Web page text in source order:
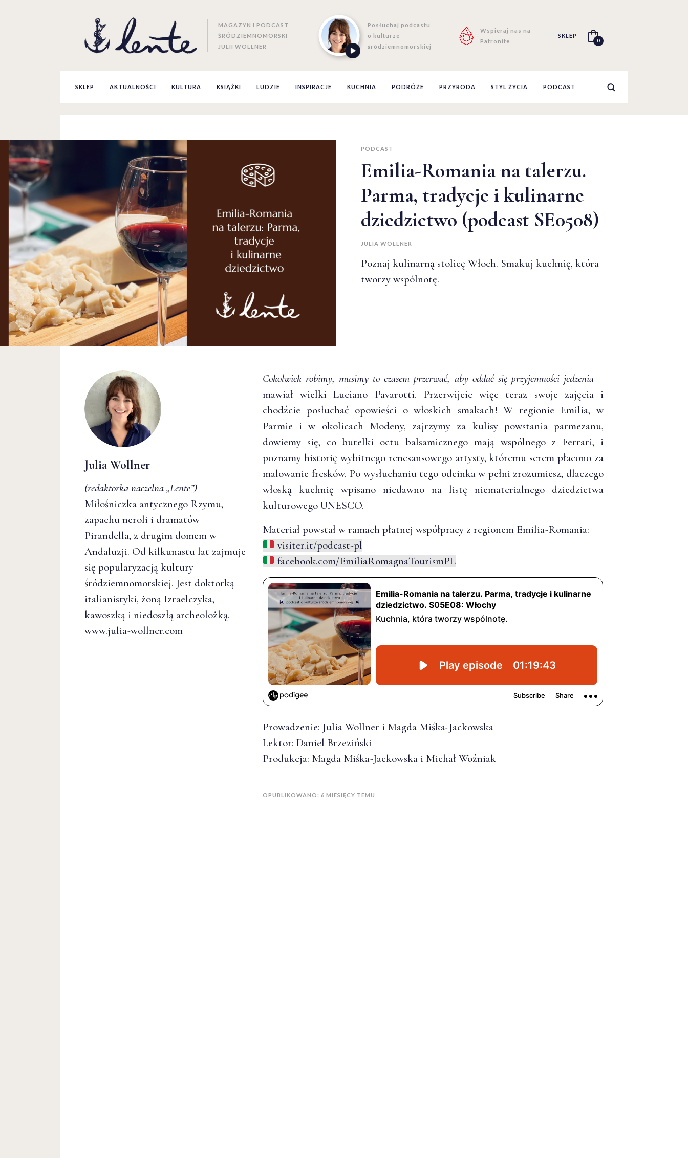
MAGAZYN I PODCAST
ŚRÓDZIEMNOMORSKI
JULII WOLLNER
Posłuchaj podcastu
o kulturze
śródziemnomorskiej
Wspieraj nas na
Patronite
SKLEP
0
SKLEP AKTUALNOŚCI KULTURA KSIĄŻKI LUDZIE INSPIRACJE KUCHNIA PODRÓŻE PRZYRODA STYL ŻYCIA PODCAST
PODCAST
Emilia-Romania na talerzu.
Parma, tradycje i kulinarne
dziedzictwo (podcast SE0508)
JULIA WOLLNER
Poznaj kulinarną stolicę Włoch. Smakuj kuchnię, która
tworzy wspólnotę.
Julia Wollner
(redaktorka naczelna „Lente”)
Miłośniczka antycznego Rzymu,
zapachu neroli i dramatów
Pirandella, z drugim domem w
Andaluzji. Od kilkunastu lat zajmuje
się popularyzacją kultury
śródziemnomorskiej. Jest doktorką
italianistyki, żoną Izraelczyka,
kawoszką i niedoszłą archeolożką.
www.julia-wollner.com
Cokolwiek robimy, musimy to czasem przerwać, aby oddać się przyjemności jedzenia–
mawiał wielki Luciano Pavarotti. Przerwijcie więc teraz swoje zajęcia i
chodźcie posłuchać opowieści o włoskich smakach! W regionie Emilia, w
Parmie i w okolicach Modeny, zajrzymy za kulisy powstania parmezanu,
dowiemy się, co butelki octu balsamicznego mają wspólnego z Ferrari, i
poznamy historię wybitnego renesansowego artysty, któremu serem płacono za
malowanie fresków. Po wysłuchaniu tego odcinka w pełni zrozumiesz, dlaczego
włoską kuchnię wpisano niedawno na listę niematerialnego dziedzictwa
kulturowego UNESCO.
Materiał powstał w ramach płatnej współpracy z regionem Emilia-Romania:
visiter.it/podcast-pl
facebook.com/EmiliaRomagnaTourismPL
Prowadzenie: Julia Wollner i Magda Miśka-Jackowska
Lektor: Daniel Brzeziński
Produkcja: Magda Miśka-Jackowska i Michał Woźniak
OPUBLIKOWANO: 6 MIESIĘCY TEMU